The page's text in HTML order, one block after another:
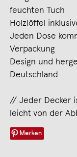
feuchten Tuch
Holzlöffel
Jeden Dose
Verpackung
Design und
Deutschland
// Jeder Decker
leicht von der
Merken